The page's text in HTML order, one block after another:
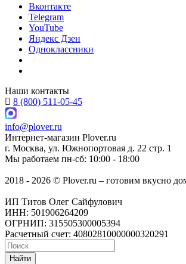
Вконтакте
Telegram
YouTube
Яндекс Дзен
Одноклассники
Наши контакты
8 (800) 511-05-45
info@plover.ru
Интернет-магазин Plover.ru
г. Москва, ул. Южнопортовая д. 22 стр. 1
Мы работаем пн-сб: 10:00 - 18:00
2018 - 2026 © Plover.ru – готовим вкусно
ИП Титов Олег Сайфулович
ИНН: 501906264209
ОГРНИП: 315505300005394
Расчетный счет: 40802810000000320291
Найти